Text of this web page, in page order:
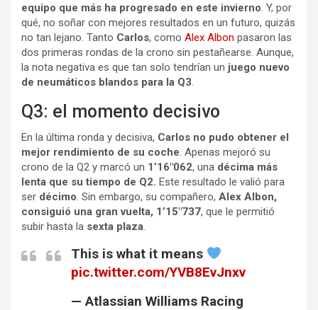
equipo que más ha progresado en este invierno. Y, por
qué, no soñar con mejores resultados en un futuro, quizás
no tan lejano. Tanto Carlos, como Alex Albon pasaron las
dos primeras rondas de la crono sin pestañearse. Aunque,
la nota negativa es que tan solo tendrían un juego nuevo
de neumáticos blandos para la Q3.
Q3: el momento decisivo
En la última ronda y decisiva, Carlos no pudo obtener el
mejor rendimiento de su coche. Apenas mejoró su
crono de la Q2 y marcó un 1’16″062, una décima más
lenta que su tiempo de Q2. Este resultado le valió para
ser décimo. Sin embargo, su compañero, Alex Albon,
consiguió una gran vuelta, 1’15″737, que le permitió
subir hasta la sexta plaza.
This is what it means
pic.twitter.com/YVB8EvJnxv
— Atlassian Williams Racing